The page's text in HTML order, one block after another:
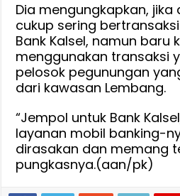
Dia mengungkapkan, jika
cukup sering bertransaksi
Bank Kalsel, namun baru
menggunakan transaksi
pelosok pegunungan
dari kawasan Lembang.
“Jempol untuk Bank
layanan mobil banking-
dirasakan dan memang
pungkasnya.(aan/pk)